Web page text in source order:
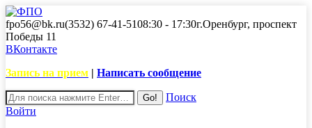
fpo56@bk.ru(3532) 67-41-5108:30 - 17:30г.Оренбург, проспект
Победы 11
ВКонтакте
Запись на прием | Написать сообщение
Поиск
Войти